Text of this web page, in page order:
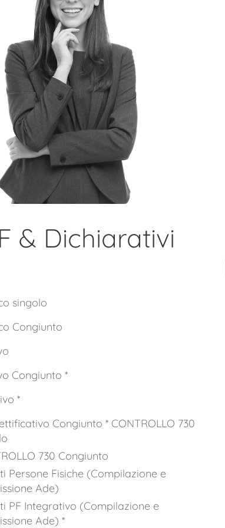
& Dichiarativi
singolo
Congiunto
Congiunto *
*
Congiunto * CONTROLLO 730
730 Congiunto
Persone Fisiche (Compilazione e
Ade)
PF Integrativo (Compilazione e
Ade) *